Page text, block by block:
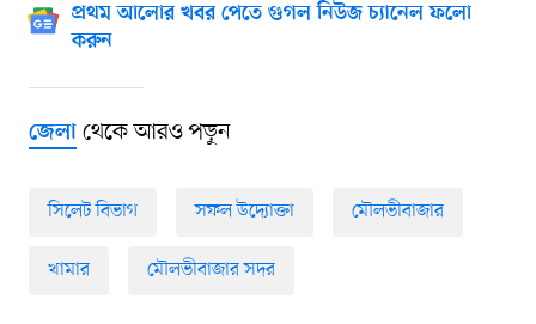
প্রথম আলোর খবর পেতে গুগল নিউজ চ্যানেল ফলো
করুন
জেলাথেকে আরও পড়ুন
সিলেট বিভাগ সফল উদ্যোক্তা মৌলভীবাজার
খামার মৌলভীবাজার সদর